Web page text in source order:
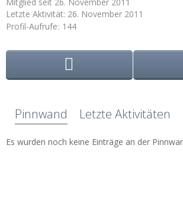
Letzte Aktivität: 26. November 2011
Profil-Aufrufe 144
Pinnwand Letzte Aktivitäten
Es wurden noch keine Einträge an der